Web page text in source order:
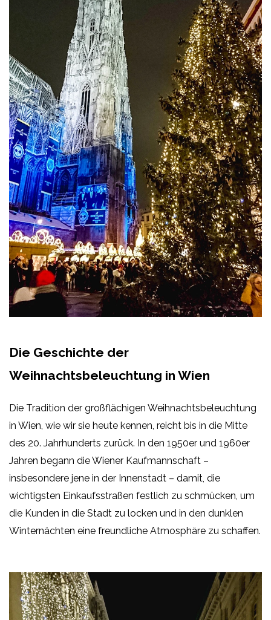
Die Geschichte der
Weihnachtsbeleuchtung in Wien
Die Tradition der großflächigen Weihnachtsbeleuchtung
in Wien, wie wir sie heute kennen, reicht bis in die Mitte
des 20. Jahrhunderts zurück. In den 1950er und 1960er
Jahren begann die Wiener Kaufmannschaft –
insbesondere jene in der Innenstadt – damit, die
wichtigsten Einkaufsstraßen festlich zu schmücken, um
die Kunden in die Stadt zu locken und in den dunklen
Winternächten eine freundliche Atmosphäre zu schaffen.